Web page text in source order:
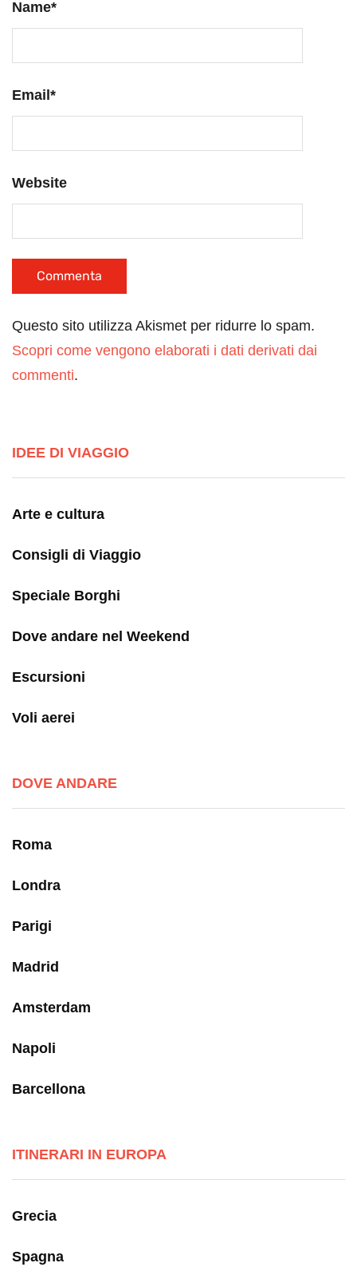
Name*
Email*
Website
Questo sito utilizza Akismet per ridurre lo spam.
Scopri come vengono elaborati i dati derivati dai
commenti.
IDEE DI VIAGGIO
Arte e cultura
Consigli di Viaggio
Speciale Borghi
Dove andare nel Weekend
Escursioni
Voli aerei
DOVE ANDARE
Roma
Londra
Parigi
Madrid
Amsterdam
Napoli
Barcellona
ITINERARI IN EUROPA
Grecia
Spagna